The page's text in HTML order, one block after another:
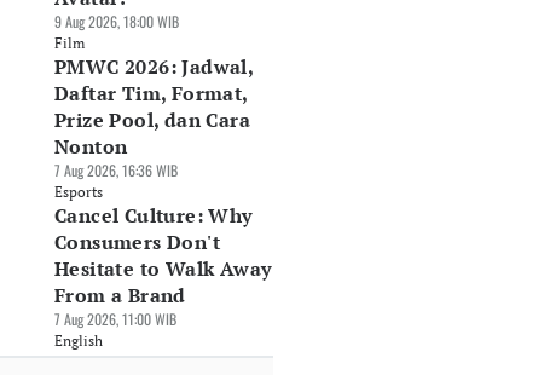
9 Aug 2026, 18:00 WIB
Film
PMWC 2026: Jadwal,
Daftar Tim, Format,
Prize Pool, dan Cara
Nonton
7 Aug 2026, 16:36 WIB
Esports
Cancel Culture: Why
Consumers Don't
Hesitate to Walk Away
From a Brand
7 Aug 2026, 11:00 WIB
English